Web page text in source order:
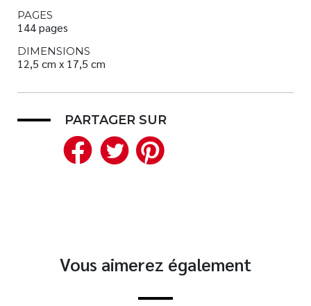
PAGES
144 pages
DIMENSIONS
12,5 cm x 17,5 cm
PARTAGER SUR
Facebook
Twitter
Vous aimerez également